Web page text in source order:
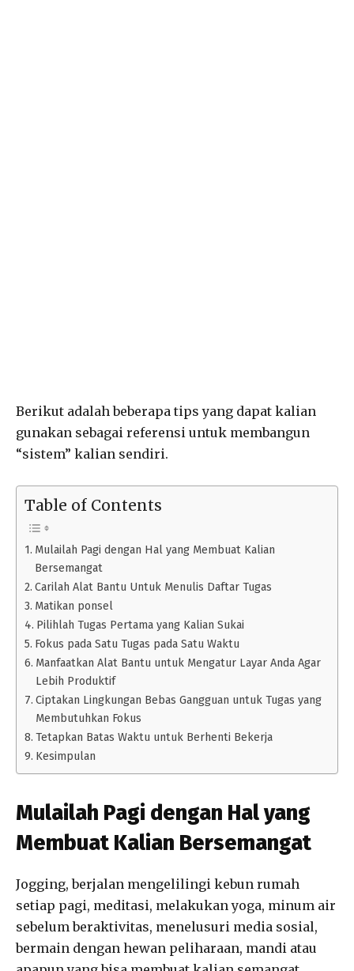
Berikut adalah beberapa tips yang dapat kalian
gunakan sebagai referensi untuk membangun
“sistem” kalian sendiri.
Table of Contents
Mulailah Pagi dengan Hal yang Membuat Kalian
Bersemangat
Carilah Alat Bantu Untuk Menulis Daftar Tugas
Matikan ponsel
Pilihlah Tugas Pertama yang Kalian Sukai
Fokus pada Satu Tugas pada Satu Waktu
Manfaatkan Alat Bantu untuk Mengatur Layar Anda Agar
Lebih Produktif
Ciptakan Lingkungan Bebas Gangguan untuk Tugas yang
Membutuhkan Fokus
Tetapkan Batas Waktu untuk Berhenti Bekerja
Kesimpulan
Mulailah Pagi dengan Hal yang
Membuat Kalian Bersemangat
Jogging, berjalan mengelilingi kebun rumah
setiap pagi, meditasi, melakukan yoga, minum air
sebelum beraktivitas, menelusuri media sosial,
bermain dengan hewan peliharaan, mandi atau